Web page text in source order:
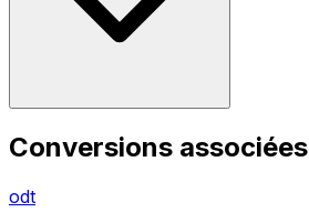
Conversions associées
odt